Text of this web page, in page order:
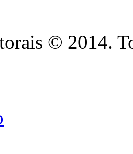
© 2014.